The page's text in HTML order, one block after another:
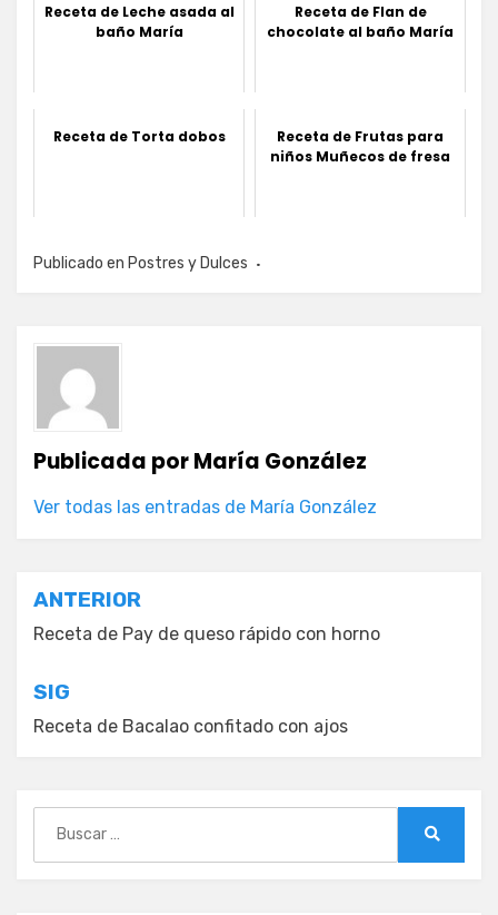
Receta de Leche asada al
baño María
Receta de Flan de
chocolate al baño María
Receta de Torta dobos
Receta de Frutas para
niños Muñecos de fresa
Publicado en Postres y Dulces
Publicada porMaría González
Ver todas las entradas de María González
Navegación
de
entradas
ANTERIOR
Receta de Pay de queso rápido con horno
SIG
Receta de Bacalao confitado con ajos